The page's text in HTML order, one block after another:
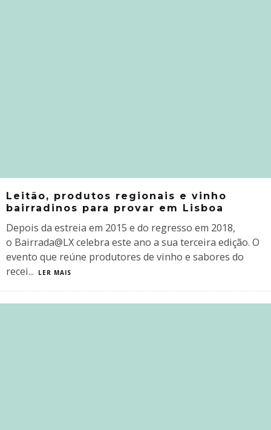
Leitão, produtos regionais e vinho
bairradinos para provar em Lisboa
Depois da estreia em 2015 e do regresso em 2018,
o Bairrada@LX celebra este ano a sua terceira edição. O
evento que reúne produtores de vinho e sabores do
recei... LER MAIS